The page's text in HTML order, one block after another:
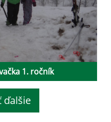
1. ročník
ďalšie